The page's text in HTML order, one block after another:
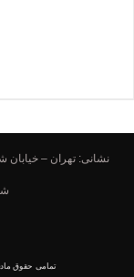
نشانی: تهران – خیابان
تمامی حقوق